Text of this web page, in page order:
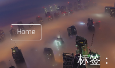
Home
标签：